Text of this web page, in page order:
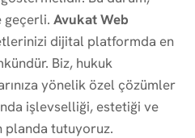
geçerli. Avukat Web
dijital platformda en
Biz, hukuk
yönelik özel çözümler
işlevselliği, estetiği ve
planda tutuyoruz.